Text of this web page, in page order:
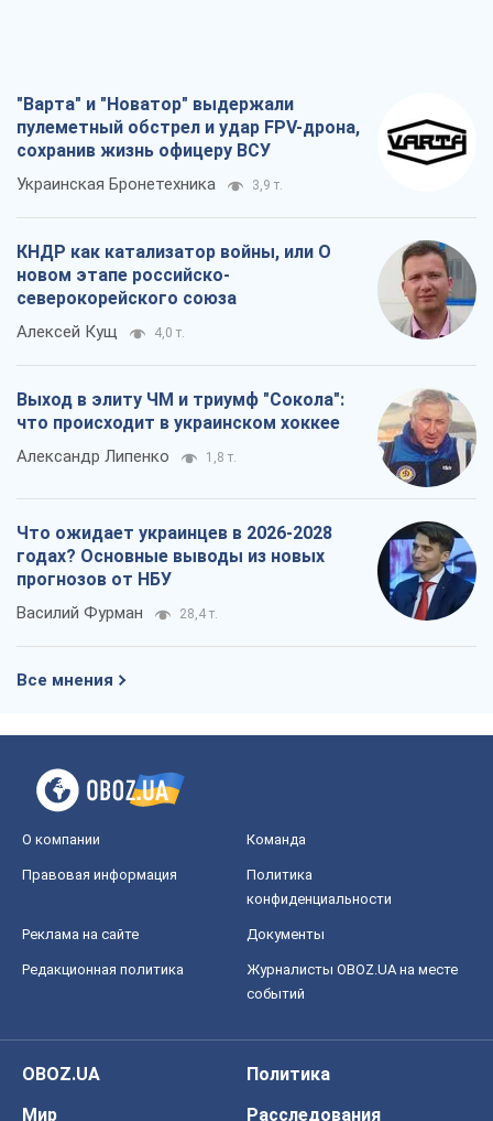
"Варта" и "Новатор" выдержали
пулеметный обстрел и удар FPV-дрона,
сохранив жизнь офицеру ВСУ
Украинская Бронетехника 3,9 т.
КНДР как катализатор войны, или О
новом этапе российско-
северокорейского союза
Алексей Кущ 4,0 т.
Выход в элиту ЧМ и триумф "Сокола":
что происходит в украинском хоккее
Александр Липенко 1,8 т.
Что ожидает украинцев в 2026-2028
годах? Основные выводы из новых
прогнозов от НБУ
Василий Фурман 28,4 т.
Все мнения
О компании Команда
Правовая информация
Политика
конфиденциальности
Реклама на сайте Документы
Редакционная политика
Журналисты OBOZ.UA на месте
событий
OBOZ.UA
Политика
Мир
Расследования